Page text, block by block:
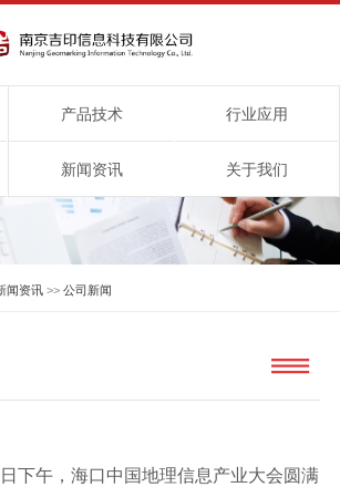
产品技术 行业应用
新闻资讯 关于我们
闻资讯 >>公司新闻
午，海口中国地理信息产业大会圆满